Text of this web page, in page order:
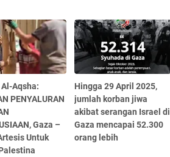
Aqsha:
PENYALURAN
Gaza –
Untuk
Hingga 29 April 2025,
jumlah korban jiwa
akibat serangan Israel di
Gaza mencapai 52.300
orang lebih